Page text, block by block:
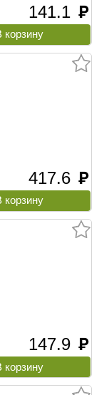
141.1 руб
417.6 руб
147.9 руб